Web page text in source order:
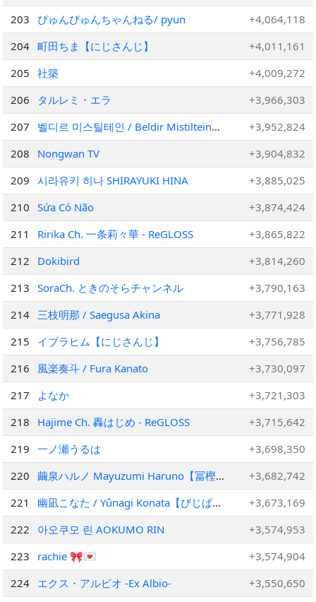
203
ぴゅんぴゅんちゃんねる/ pyun
+4,064,118
204 町田ちま【にじさんじ】
+4,011,161
205
社築
+4,009,272
206
タルレミ・エラ
+3,966,303
207
벨디르 미스틸테인 / Beldir Mistiltein
【V-LUP】
+3,952,824
208
Nongwan TV
+3,904,832
209
시라유키 히나 SHIRAYUKI HINA
+3,885,025
210
Sứa Có Não
+3,874,424
211
Ririka Ch. 一条莉々華 ‐ ReGLOSS
+3,865,822
212
Dokibird
+3,814,260
213
SoraCh. ときのそらチャンネル
+3,790,163
214 三枝明那 / Saegusa Akina
+3,771,928
215
イブラヒム【にじさんじ】
+3,756,785
216
風楽奏斗 / Fura Kanato
+3,730,097
217
よなか
+3,721,303
218
Hajime Ch. 轟はじめ ‐ ReGLOSS
+3,715,642
219
一ノ瀬うるは
+3,698,350
220
繭泉ハルノ Mayuzumi Haruno【冨樫の
娘Vtuber】
+3,682,742
221
幽凪こなた / Yûnagi Konata【びじぱ
と】
+3,673,169
222
아오쿠모 린 AOKUMO RIN
+3,574,953
223
rachie 🎀💌
+3,574,904
224 エクス・アルビオ -Ex Albio-
+3,550,650